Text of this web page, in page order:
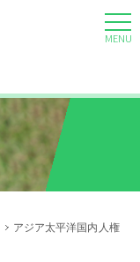
MENU
アジア太平洋国内人権